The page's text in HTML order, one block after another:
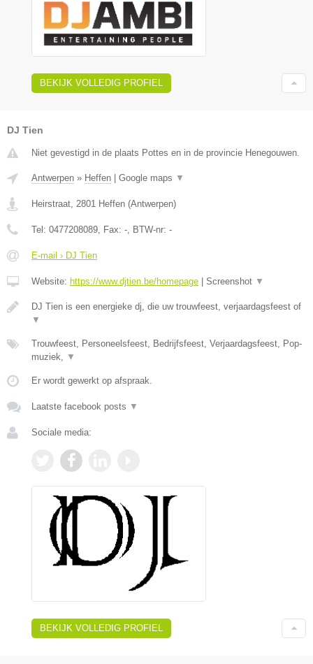
BEKIJK VOLLEDIG PROFIEL
DJ Tien
Niet gevestigd in de plaats Pottes en in de provincie Henegouwen.
Antwerpen » Heffen | Google maps ▼
Heirstraat 2801 Heffen (Antwerpen)
Tel: 0477208089 , Fax: - , BTW-nr: -
E-mail › DJ Tien
Website: https://www.djtien.be/homepage | Screenshot ▼
DJ Tien is een energieke dj, die uw trouwfeest, verjaardagsfeest of
▼
Trouwfeest, Personeelsfeest, Bedrijfsfeest, Verjaardagsfeest, Pop-
muziek,
▼
Er wordt gewerkt op afspraak.
Laatste facebook posts ▼
Sociale media:
BEKIJK VOLLEDIG PROFIEL